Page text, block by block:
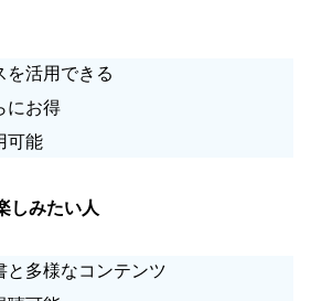
を活用できる
にお得
可能
しみたい人
と多様なコンテンツ